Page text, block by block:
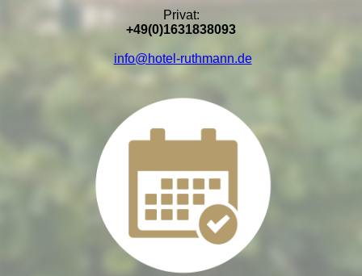
Privat:
+49(0)1631838093
info@hotel-ruthmann.de